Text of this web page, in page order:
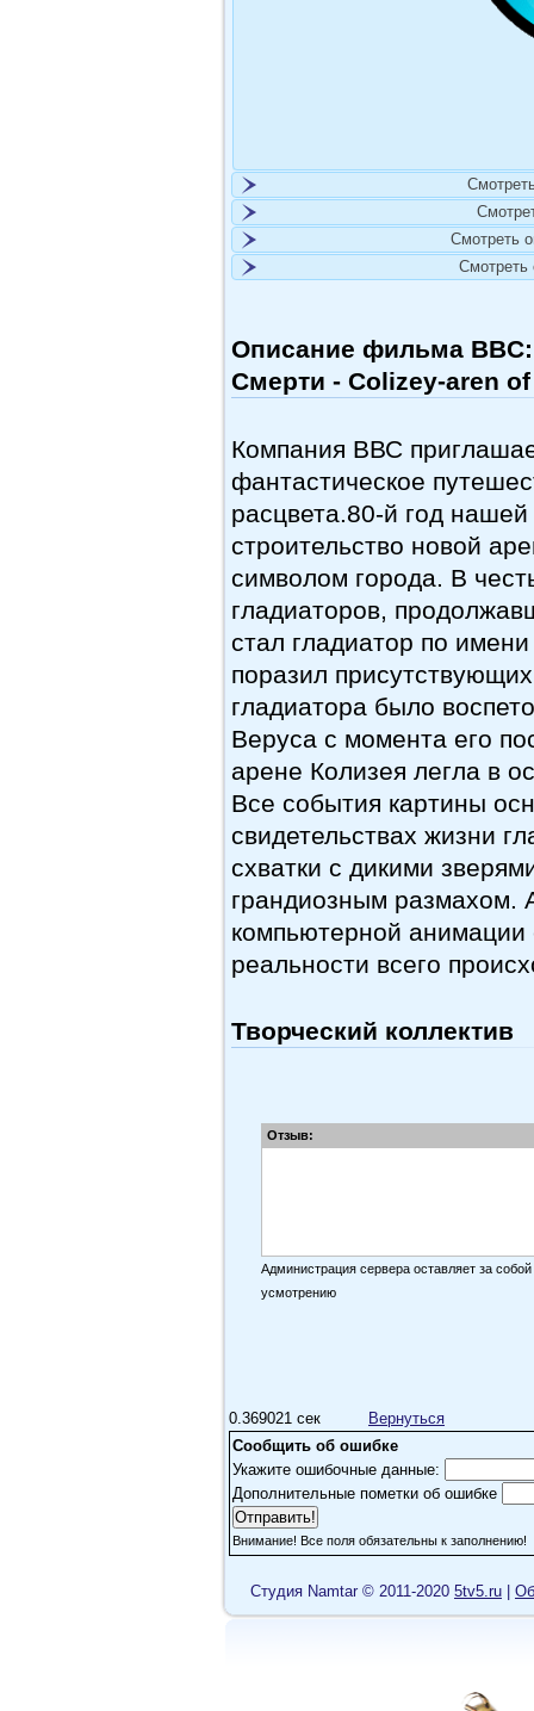
Смотреть
Смотреть
Описание фильма BBC:
Смерти - Colizey-aren
Компания ВВС
фантастическое
расцвета.80-й год
строительство новой
символом города. В
гладиаторов,
стал гладиатор по
поразил
гладиатора было
Веруса с момента его
арене Колизея легла в
Все события картины
свидетельствах жизни
схватки с дикими
грандиозным размахом.
компьютерной анимации
реальности всего
Творческий коллектив
Отзыв:
Администрация сервера оставляет за
усмотрению
0.369021 сек
Вернуться
Сообщить об ошибке
Укажите ошибочные данные:
Дополнительные пометки об ошибке
Внимание! Все поля обязательны к заполнению!
Cтудия Namtar © 2011-2020 5tv5.ru